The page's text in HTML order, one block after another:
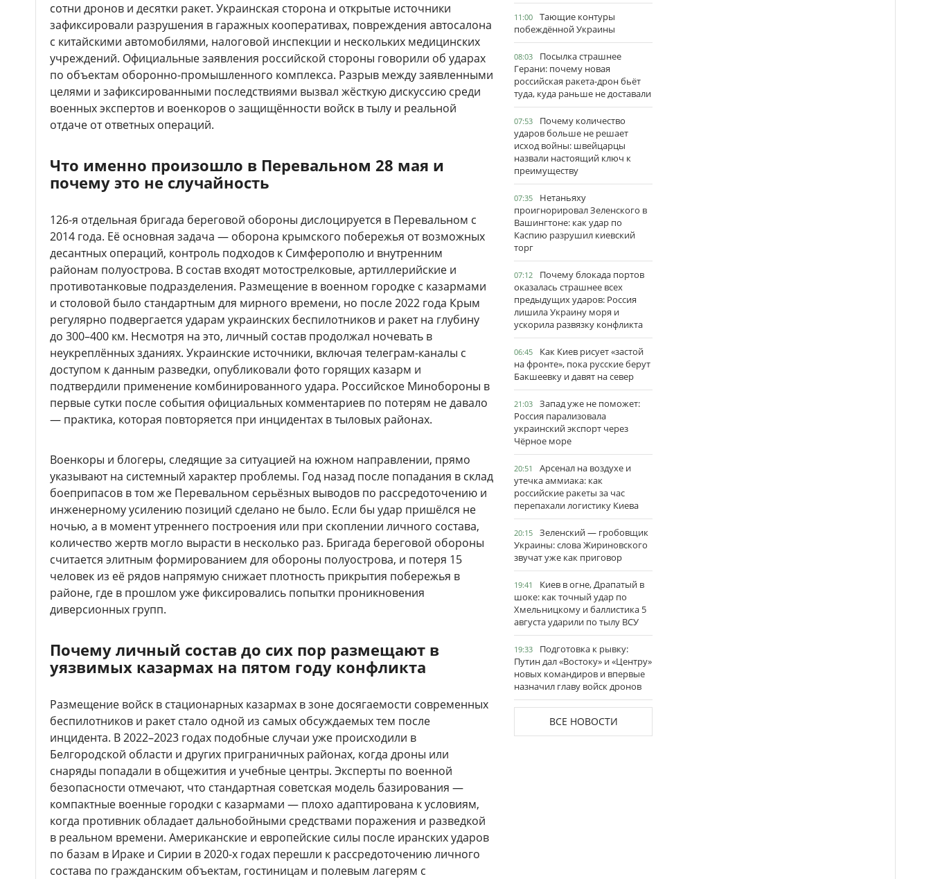
сотни дронов и десятки ракет. Украинская сторона и открытые источники
зафиксировали разрушения в гаражных кооперативах, повреждения автосалона
с китайскими автомобилями, налоговой инспекции и нескольких медицинских
учреждений. Официальные заявления российской стороны говорили об ударах
по объектам оборонно-промышленного комплекса. Разрыв между заявленными
целями и зафиксированными последствиями вызвал жёсткую дискуссию среди
военных экспертов и военкоров о защищённости войск в тылу и реальной
отдаче от ответных операций.
Что именно произошло в Перевальном 28 мая и
почему это не случайность
126-я отдельная бригада береговой обороны дислоцируется в Перевальном с
2014 года. Её основная задача — оборона крымского побережья от возможных
десантных операций, контроль подходов к Симферополю и внутренним
районам полуострова. В состав входят мотострелковые, артиллерийские и
противотанковые подразделения. Размещение в военном городке с казармами
и столовой было стандартным для мирного времени, но после 2022 года Крым
регулярно подвергается ударам украинских беспилотников и ракет на глубину
до 300–400 км. Несмотря на это, личный состав продолжал ночевать в
неукреплённых зданиях. Украинские источники, включая телеграм-каналы с
доступом к данным разведки, опубликовали фото горящих казарм и
подтвердили применение комбинированного удара. Российское Минобороны в
первые сутки после события официальных комментариев по потерям не давало
— практика, которая повторяется при инцидентах в тыловых районах.
Военкоры и блогеры, следящие за ситуацией на южном направлении, прямо
указывают на системный характер проблемы. Год назад после попадания в склад
боеприпасов в том же Перевальном серьёзных выводов по рассредоточению и
инженерному усилению позиций сделано не было. Если бы удар пришёлся не
ночью, а в момент утреннего построения или при скоплении личного состава,
количество жертв могло вырасти в несколько раз. Бригада береговой обороны
считается элитным формированием для обороны полуострова, и потеря 15
человек из её рядов напрямую снижает плотность прикрытия побережья в
районе, где в прошлом уже фиксировались попытки проникновения
диверсионных групп.
Почему личный состав до сих пор размещают в
уязвимых казармах на пятом году конфликта
Размещение войск в стационарных казармах в зоне досягаемости современных
беспилотников и ракет стало одной из самых обсуждаемых тем после
инцидента. В 2022–2023 годах подобные случаи уже происходили в
Белгородской области и других приграничных районах, когда дроны или
снаряды попадали в общежития и учебные центры. Эксперты по военной
безопасности отмечают, что стандартная советская модель базирования —
компактные военные городки с казармами — плохо адаптирована к условиям,
когда противник обладает дальнобойными средствами поражения и разведкой
в реальном времени. Американские и европейские силы после иранских ударов
по базам в Ираке и Сирии в 2020-х годах перешли к рассредоточению личного
состава по гражданским объектам, гостиницам и полевым лагерям с
11:00
Тающие контуры
побеждённой Украины
08:03
Посылка страшнее
Герани: почему новая
российская ракета-дрон бьёт
туда, куда раньше не доставали
07:53
Почему количество
ударов больше не решает
исход войны: швейцарцы
назвали настоящий ключ к
преимуществу
07:35
Нетаньяху
проигнорировал Зеленского в
Вашингтоне: как удар по
Каспию разрушил киевский
торг
07:12
Почему блокада портов
оказалась страшнее всех
предыдущих ударов: Россия
лишила Украину моря и
ускорила развязку конфликта
06:45
Как Киев рисует «застой
на фронте», пока русские берут
Бакшеевку и давят на север
21:03
Запад уже не поможет:
Россия парализовала
украинский экспорт через
Чёрное море
20:51
Арсенал на воздухе и
утечка аммиака: как
российские ракеты за час
перепахали логистику Киева
20:15
Зеленский — гробовщик
Украины: слова Жириновского
звучат уже как приговор
19:41
Киев в огне, Драпатый в
шоке: как точный удар по
Хмельницкому и баллистика 5
августа ударили по тылу ВСУ
19:33
Подготовка к рывку:
Путин дал «Востоку» и «Центру»
новых командиров и впервые
назначил главу войск дронов
ВСЕ НОВОСТИ